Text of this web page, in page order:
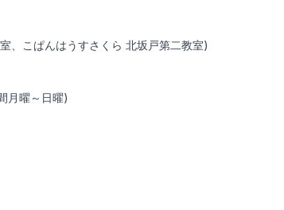
、こぱんはうすさくら 北坂戸第二教室)
月曜～日曜)